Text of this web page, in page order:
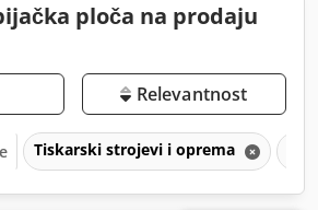
ploča na prodaju
Relevantnost
Tiskarski strojevi i oprema